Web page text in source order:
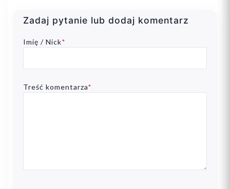
Zadaj pytanie lub dodaj komentarz
Imię / Nick*
Treść komentarza*